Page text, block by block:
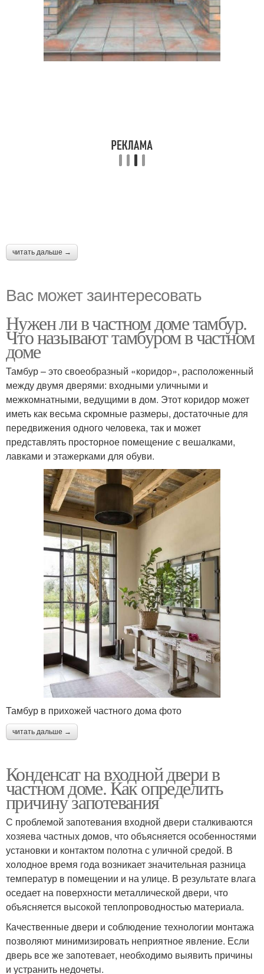
читать дальше →
Вас может заинтересовать
Нужен ли в частном доме тамбур.
Что называют тамбуром в частном
доме
Тамбур – это своеобразный «коридор», расположенный
между двумя дверями: входными уличными и
межкомнатными, ведущими в дом. Этот коридор может
иметь как весьма скромные размеры, достаточные для
передвижения одного человека, так и может
представлять просторное помещение с вешалками,
лавками и этажерками для обуви.
Тамбур в прихожей частного дома фото
читать дальше →
Конденсат на входной двери в
частном доме. Как определить
причину запотевания
С проблемой запотевания входной двери сталкиваются
хозяева частных домов, что объясняется особенностями
установки и контактом полотна с уличной средой. В
холодное время года возникает значительная разница
температур в помещении и на улице. В результате влага
оседает на поверхности металлической двери, что
объясняется высокой теплопроводностью материала.
Качественные двери и соблюдение технологии монтажа
позволяют минимизировать неприятное явление. Если
дверь все же запотевает, необходимо выявить причины
и устранить недочеты.